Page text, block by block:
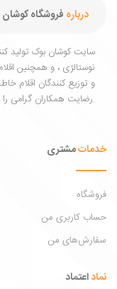
فروشگاه کوشان بوک
کوشان بوک تولید کننده
، و همچنین اقلام
کنندگان اقلام خاطره
مشتری
کاربری من
من